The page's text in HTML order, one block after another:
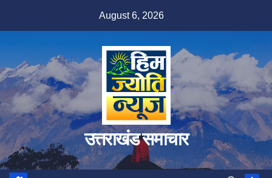
August 6, 2026
उत्तराखंड समाचार